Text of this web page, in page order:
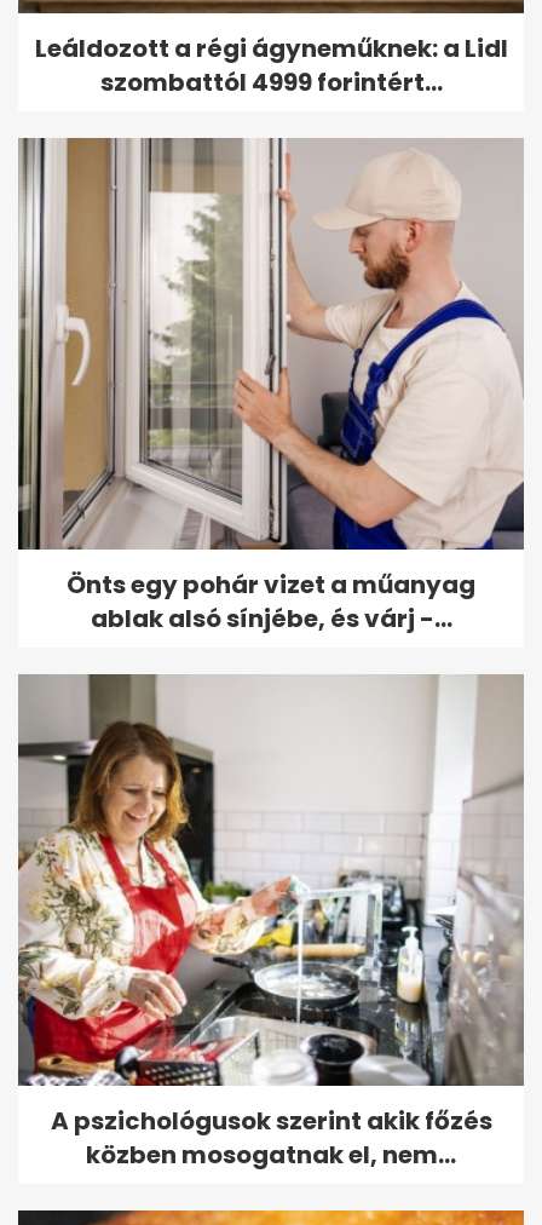
Leáldozott a régi ágyneműknek: a Lidl
szombattól 4999 forintért...
Önts egy pohár vizet a műanyag
ablak alsó sínjébe, és várj -...
A pszichológusok szerint akik főzés
közben mosogatnak el, nem...